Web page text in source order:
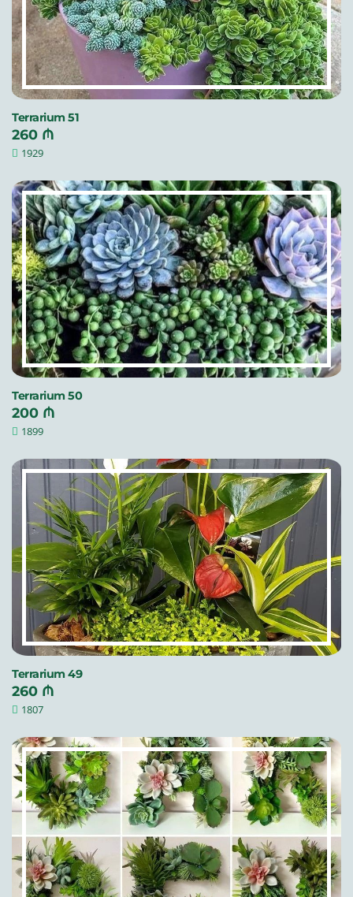
Terrarium 51
260 ₼
1929
Terrarium 50
200 ₼
1899
Terrarium 49
260 ₼
1807